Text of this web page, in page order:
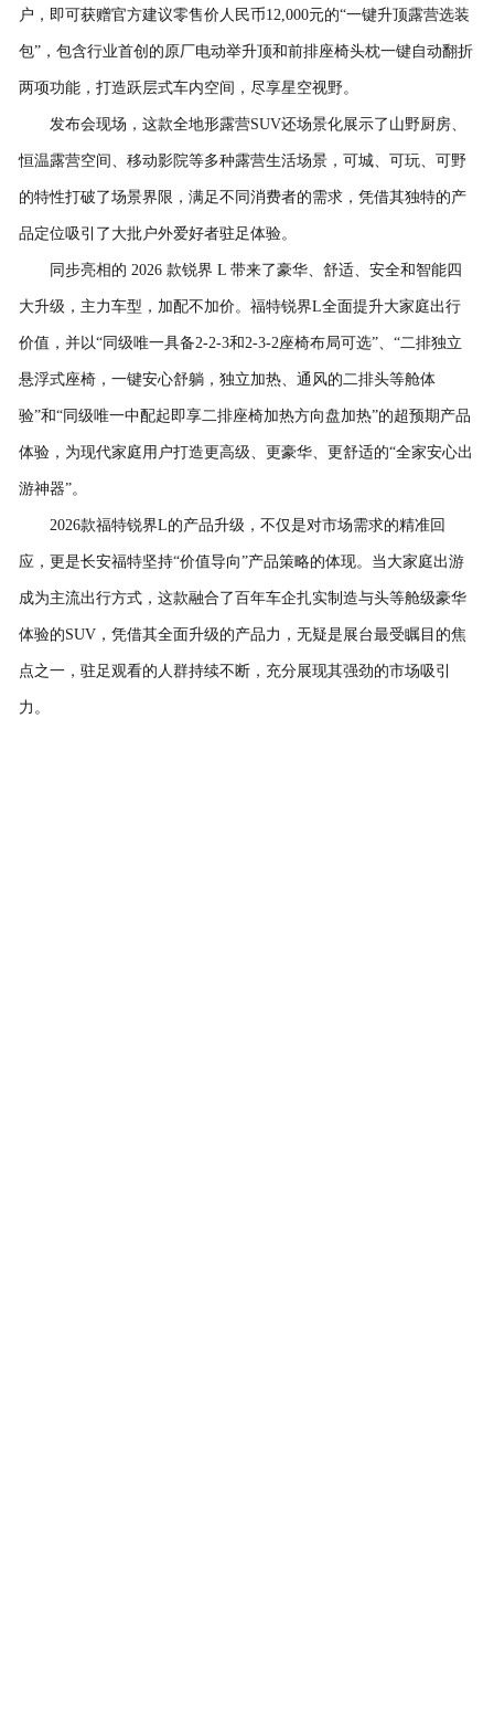
户，即可获赠官方建议零售价人民币12,000元的“一键升顶露营选装
包”，包含行业首创的原厂电动举升顶和前排座椅头枕一键自动翻折
两项功能，打造跃层式车内空间，尽享星空视野。
发布会现场，这款全地形露营SUV还场景化展示了山野厨房、
恒温露营空间、移动影院等多种露营生活场景，可城、可玩、可野
的特性打破了场景界限，满足不同消费者的需求，凭借其独特的产
品定位吸引了大批户外爱好者驻足体验。
同步亮相的 2026 款锐界 L 带来了豪华、舒适、安全和智能四
大升级，主力车型，加配不加价。福特锐界L全面提升大家庭出行
价值，并以“同级唯一具备2-2-3和2-3-2座椅布局可选”、“二排独立
悬浮式座椅，一键安心舒躺，独立加热、通风的二排头等舱体
验”和“同级唯一中配起即享二排座椅加热方向盘加热”的超预期产品
体验，为现代家庭用户打造更高级、更豪华、更舒适的“全家安心出
游神器”。
2026款福特锐界L的产品升级，不仅是对市场需求的精准回
应，更是长安福特坚持“价值导向”产品策略的体现。当大家庭出游
成为主流出行方式，这款融合了百年车企扎实制造与头等舱级豪华
体验的SUV，凭借其全面升级的产品力，无疑是展台最受瞩目的焦
点之一，驻足观看的人群持续不断，充分展现其强劲的市场吸引
力。